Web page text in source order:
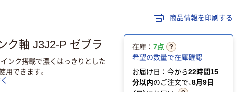
商品情報を印刷する
ク軸 J3J2-P ゼブラ
インク搭載で濃くはっきりとした
用できます。
在庫： 7点
希望の数量で在庫確認
お届け日：今から22時間15
分以内のご注文で、8月9日